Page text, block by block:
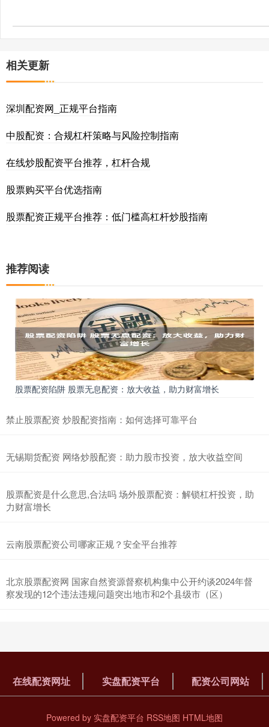
相关更新
深圳配资网_正规平台指南
中股配资：合规杠杆策略与风险控制指南
在线炒股配资平台推荐，杠杆合规
股票购买平台优选指南
股票配资正规平台推荐：低门槛高杠杆炒股指南
推荐阅读
股票配资陷阱 股票无息配资：放大收益，助力财富增长
禁止股票配资 炒股配资指南：如何选择可靠平台
无锡期货配资 网络炒股配资：助力股市投资，放大收益空间
股票配资是什么意思,合法吗 场外股票配资：解锁杠杆投资，助
力财富增长
云南股票配资公司哪家正规？安全平台推荐
北京股票配资网 国家自然资源督察机构集中公开约谈2024年督
察发现的12个违法违规问题突出地市和2个县级市（区）
在线配资网址 实盘配资平台 配资公司网站
Powered by 实盘配资平台 RSS地图 HTML地图